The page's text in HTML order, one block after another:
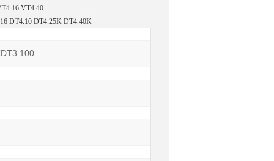
VT4.40
DT4.10 DT4.25K DT4.40K